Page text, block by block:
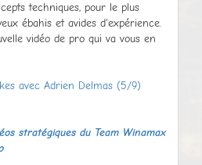
techniques, pour le plus
ébahis et avides d'expérience.
vidéo de pro qui va vous en
avec Adrien Delmas (5/9)
stratégiques du Team Winamax